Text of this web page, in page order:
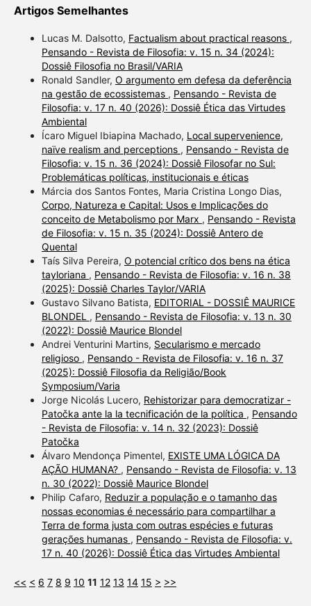
Artigos Semelhantes
Lucas M. Dalsotto, Factualism about practical reasons ,
Pensando - Revista de Filosofia: v. 15 n. 34 (2024):
Dossiê Filosofia no Brasil/VARIA
Ronald Sandler, O argumento em defesa da deferência
na gestão de ecossistemas , Pensando - Revista de
Filosofia: v. 17 n. 40 (2026): Dossiê Ética das Virtudes
Ambiental
Ícaro Miguel Ibiapina Machado, Local supervenience,
naïve realism and perceptions , Pensando - Revista de
Filosofia: v. 15 n. 36 (2024): Dossiê Filosofar no Sul:
Problemáticas políticas, institucionais e éticas
Márcia dos Santos Fontes, Maria Cristina Longo Dias,
Corpo, Natureza e Capital: Usos e Implicações do
conceito de Metabolismo por Marx , Pensando - Revista
de Filosofia: v. 15 n. 35 (2024): Dossiê Antero de
Quental
Taís Silva Pereira, O potencial crítico dos bens na ética
tayloriana , Pensando - Revista de Filosofia: v. 16 n. 38
(2025): Dossiê Charles Taylor/VARIA
Gustavo Silvano Batista, EDITORIAL - DOSSIÊ MAURICE
BLONDEL , Pensando - Revista de Filosofia: v. 13 n. 30
(2022): Dossiê Maurice Blondel
Andrei Venturini Martins, Secularismo e mercado
religioso , Pensando - Revista de Filosofia: v. 16 n. 37
(2025): Dossiê Filosofia da Religião/Book
Symposium/Varia
Jorge Nicolás Lucero, Rehistorizar para democratizar -
Patočka ante la la tecnificación de la política , Pensando
- Revista de Filosofia: v. 14 n. 32 (2023): Dossiê
Patočka
Álvaro Mendonça Pimentel, EXISTE UMA LÓGICA DA
AÇÃO HUMANA? , Pensando - Revista de Filosofia: v. 13
n. 30 (2022): Dossiê Maurice Blondel
Philip Cafaro, Reduzir a população e o tamanho das
nossas economias é necessário para compartilhar a
Terra de forma justa com outras espécies e futuras
gerações humanas , Pensando - Revista de Filosofia: v.
17 n. 40 (2026): Dossiê Ética das Virtudes Ambiental
<< < 6 7 8 9 10 11 12 13 14 15 > >>